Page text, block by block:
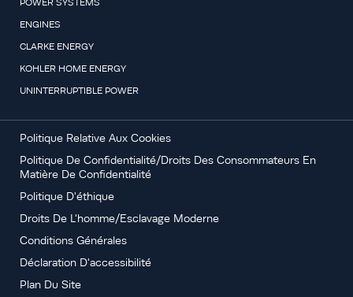
ENGINES
CLARKE ENERGY
KOHLER HOME ENERGY
UNINTERRUPTIBLE POWER
Politique Relative Aux Cookies
Politique De Confidentialité/Droits Des Consommateurs En
Matière De Confidentialité
Politique D'éthique
Droits De L'homme/Esclavage Moderne
Conditions Générales
Déclaration D'accessibilité
Plan Du Site